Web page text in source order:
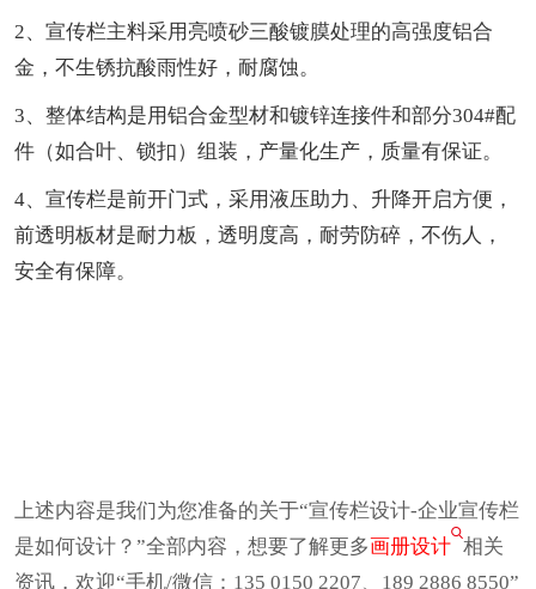
2、宣传栏主料采用亮喷砂三酸镀膜处理的高强度铝合
金，不生锈抗酸雨性好，耐腐蚀。
3、整体结构是用铝合金型材和镀锌连接件和部分304#配
件（如合叶、锁扣）组装，产量化生产，质量有保证。
4、宣传栏是前开门式，采用液压助力、升降开启方便，
前透明板材是耐力板，透明度高，耐劳防碎，不伤人，
安全有保障。
上述内容是我们为您准备的关于“宣传栏设计-企业宣传栏
是如何设计？”全部内容，想要了解更多画册设计 相关
资讯，欢迎“手机/微信：135 0150 2207、189 2886 8550”